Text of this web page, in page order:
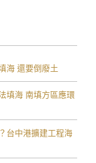
海 還要倒廢土
填海 南填方區應環
台中港擴建工程海